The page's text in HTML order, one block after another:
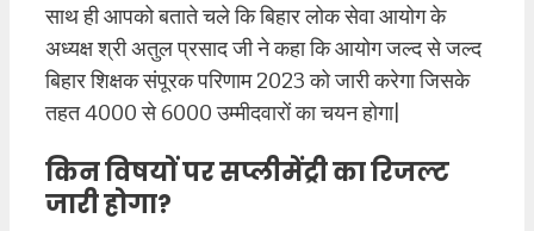
साथ ही आपको बताते चले कि बिहार लोक सेवा आयोग के
अध्यक्ष श्री अतुल प्रसाद जी ने कहा कि आयोग जल्द से जल्द
बिहार शिक्षक संपूरक परिणाम 2023 को जारी करेगा जिसके
तहत 4000 से 6000 उम्मीदवारों का चयन होगा|
किन विषयों पर सप्लीमेंट्री का रिजल्ट
जारी होगा?